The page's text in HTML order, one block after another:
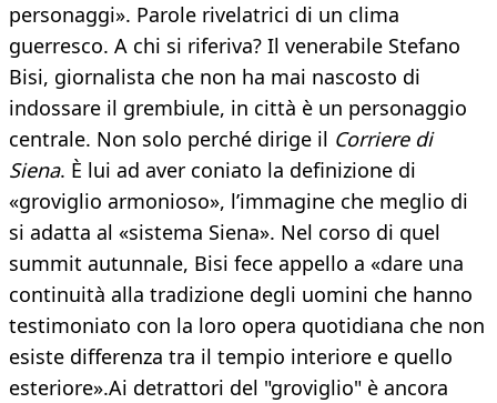
personaggi». Parole rivelatrici di un clima
guerresco. A chi si riferiva? Il venerabile Stefano
Bisi, giornalista che non ha mai nascosto di
indossare il grembiule, in città è un personaggio
centrale. Non solo perché dirige il Corriere di
Siena. È lui ad aver coniato la definizione di
«groviglio armonioso», l’immagine che meglio di
si adatta al «sistema Siena». Nel corso di quel
summit autunnale, Bisi fece appello a «dare una
continuità alla tradizione degli uomini che hanno
testimoniato con la loro opera quotidiana che non
esiste differenza tra il tempio interiore e quello
esteriore».Ai detrattori del "groviglio" è ancora